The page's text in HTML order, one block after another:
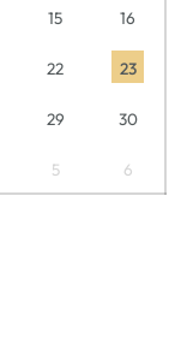
15 16
22 23
29 30
5 6